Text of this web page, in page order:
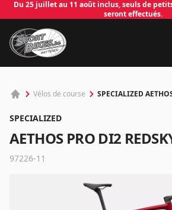
Du 25 juillet au 11 août inclus, seuls de
seront effectués.
Vélos de course SPECIALIZED
SPECIALIZED
AETHOS PRO DI2
97226-11